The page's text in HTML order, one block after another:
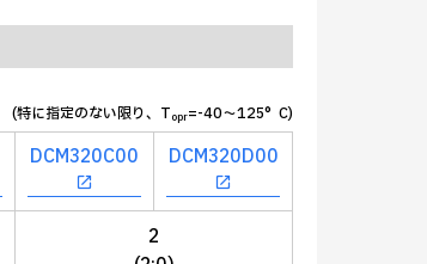
(特に指定のない限り、Topr=-40～125°C)
DCM320C00 DCM320D00
2